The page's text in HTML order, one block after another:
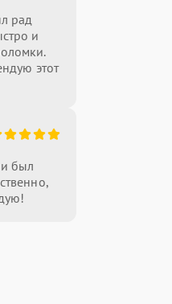
рад
и
этот
был